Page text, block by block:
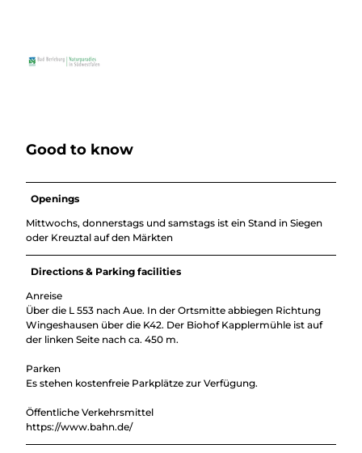
Good to know
Openings
Mittwochs, donnerstags und samstags ist ein Stand in Siegen
oder Kreuztal auf den Märkten
Directions & Parking facilities
Anreise
Über die L 553 nach Aue. In der Ortsmitte abbiegen Richtung
Wingeshausen über die K42. Der Biohof Kapplermühle ist auf
der linken Seite nach ca. 450 m.
Parken
Es stehen kostenfreie Parkplätze zur Verfügung.
Öffentliche Verkehrsmittel
https://www.bahn.de/